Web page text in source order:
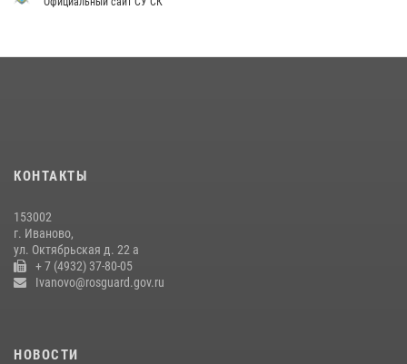
08 июля 2026, 09:39
схожий с гранатой
15 июля 2026, 13:03
КОНТАКТЫ
153002
г. Иваново,
ул. Октябрьская д. 22 а
+ 7 (4932) 37-80-05
Ivanovo@rosguard.gov.ru
НОВОСТИ